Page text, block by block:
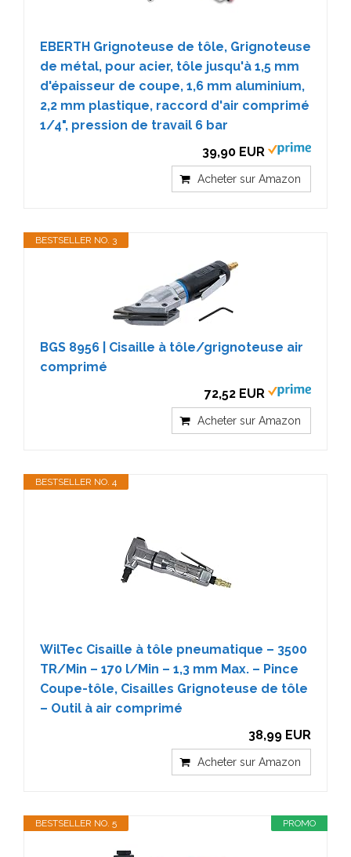
EBERTH Grignoteuse de tôle, Grignoteuse
de métal, pour acier, tôle jusqu'à 1,5 mm
d'épaisseur de coupe, 1,6 mm aluminium,
2,2 mm plastique, raccord d'air comprimé
1/4", pression de travail 6 bar
39,90 EUR
Acheter sur Amazon
BESTSELLER NO. 3
BGS 8956 | Cisaille à tôle/grignoteuse air
comprimé
72,52 EUR
Acheter sur Amazon
BESTSELLER NO. 4
WilTec Cisaille à tôle pneumatique – 3500
TR/Min – 170 l/Min – 1,3 mm Max. – Pince
Coupe-tôle, Cisailles Grignoteuse de tôle
– Outil à air comprimé
38,99 EUR
Acheter sur Amazon
PROMO
BESTSELLER NO. 5